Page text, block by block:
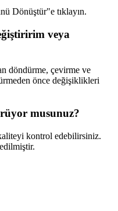
Dönüştür"e tıklayın.
veya
döndürme, çevirme ve
önce değişiklikleri
musunuz?
kontrol edebilirsiniz.